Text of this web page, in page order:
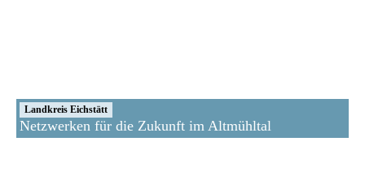
Landkreis Eichstätt
Netzwerken für die Zukunft im Altmühltal